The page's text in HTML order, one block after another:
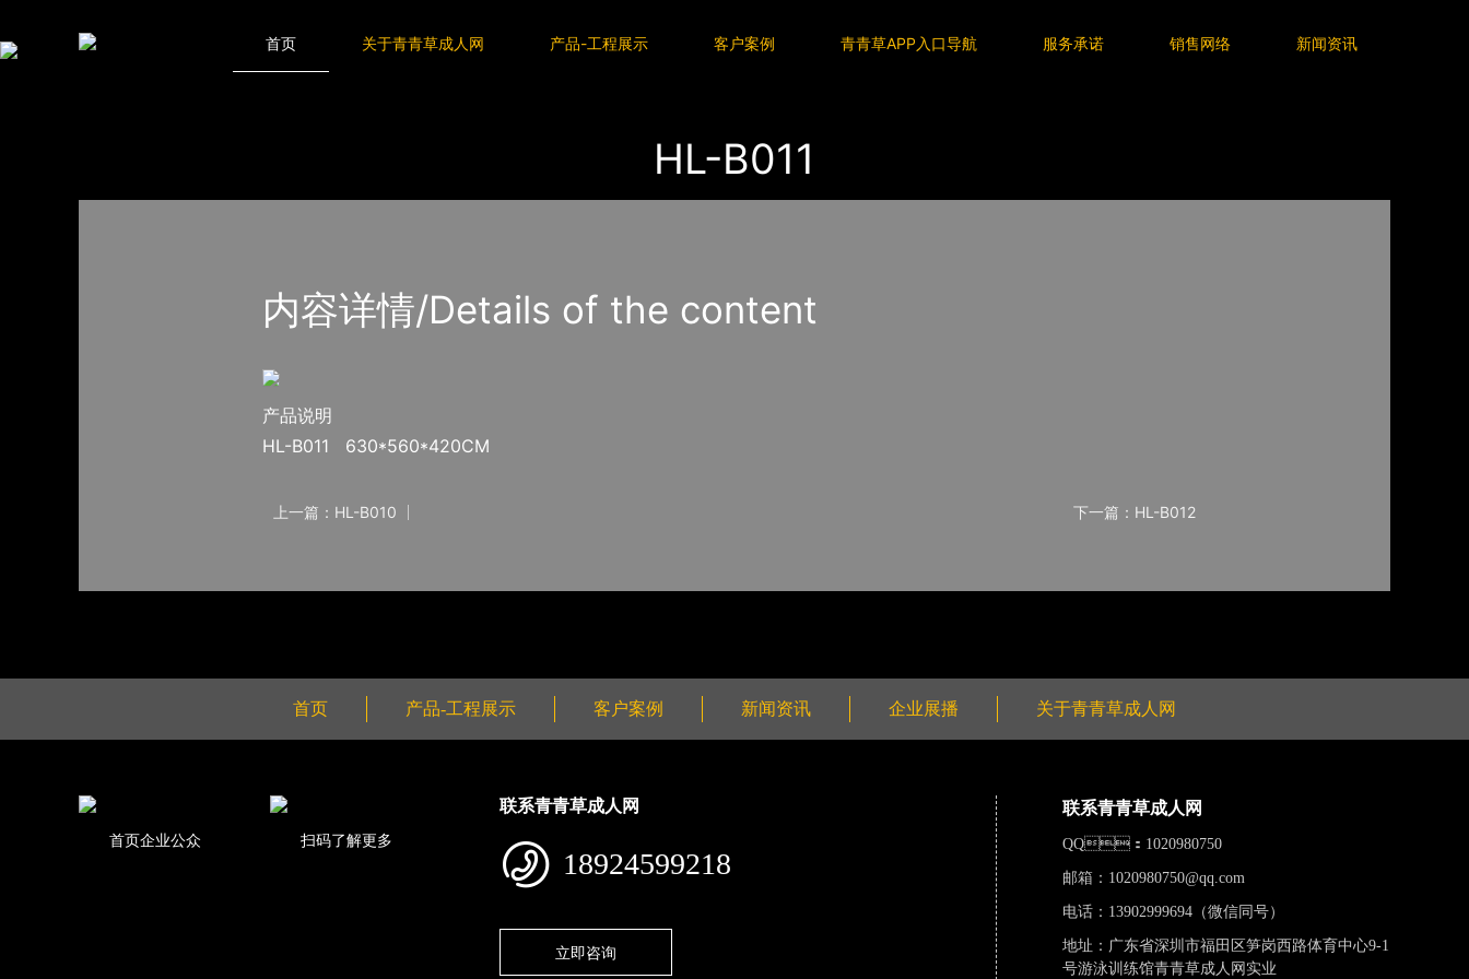
首页 关于青青草成人网 产品-工程展示 客户案例 青青草APP入口导航 服务承诺 销售网络 新闻资讯
产品-工程展示 大中型游乐青青草APP污导航
HL-B011
内容详情/Details of the content
产品说明
HL-B011 630*560*420CM
上一篇：HL-B010 下一篇：HL-B012
首页 产品-工程展示 客户案例 新闻资讯 企业展播 关于青青草成人网
首页企业公众 扫码了解更多
联系青青草成人网
18924599218
立即咨询
联系青青草成人网
QQ：1020980750
邮箱： 1020980750@qq.com
电话：13902999694（微信同号）
地址：广东省深圳市福田区笋岗西路体育中心9-1
号游泳训练馆青青草成人网实业